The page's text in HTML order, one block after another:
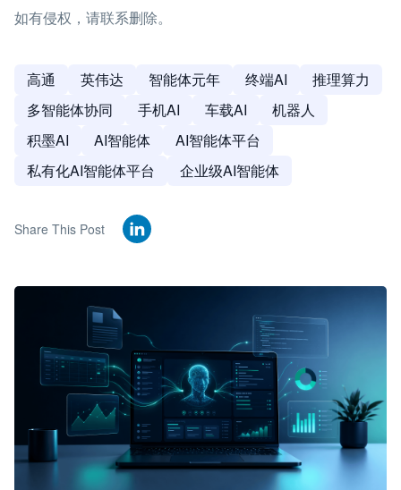
如有侵权，请联系删除。
高通 英伟达 智能体元年 终端AI
推理算力
多智能体协同
手机AI 车载AI
机器人
积墨AI
AI智能体
AI智能体平台
私有化AI智能体平台
企业级AI智能体
Share This Post